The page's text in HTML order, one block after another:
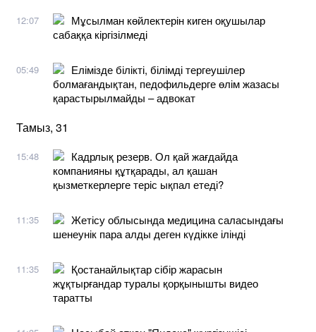
12:07
Мұсылман көйлектерін киген оқушылар
сабаққа кіргізілмеді
05:49
Елімізде білікті, білімді тергеушілер
болмағандықтан, педофильдерге өлім жазасы
қарастырылмайды – адвокат
Тамыз, 31
15:48
Кадрлық резерв. Ол қай жағдайда
компанияны құтқарады, ал қашан
қызметкерлерге теріс ықпал етеді?
11:35
Жетісу облысында медицина саласындағы
шенеунік пара алды деген күдікке ілінді
11:35
Қостанайлықтар сібір жарасын
жұқтырғандар туралы қорқынышты видео
таратты